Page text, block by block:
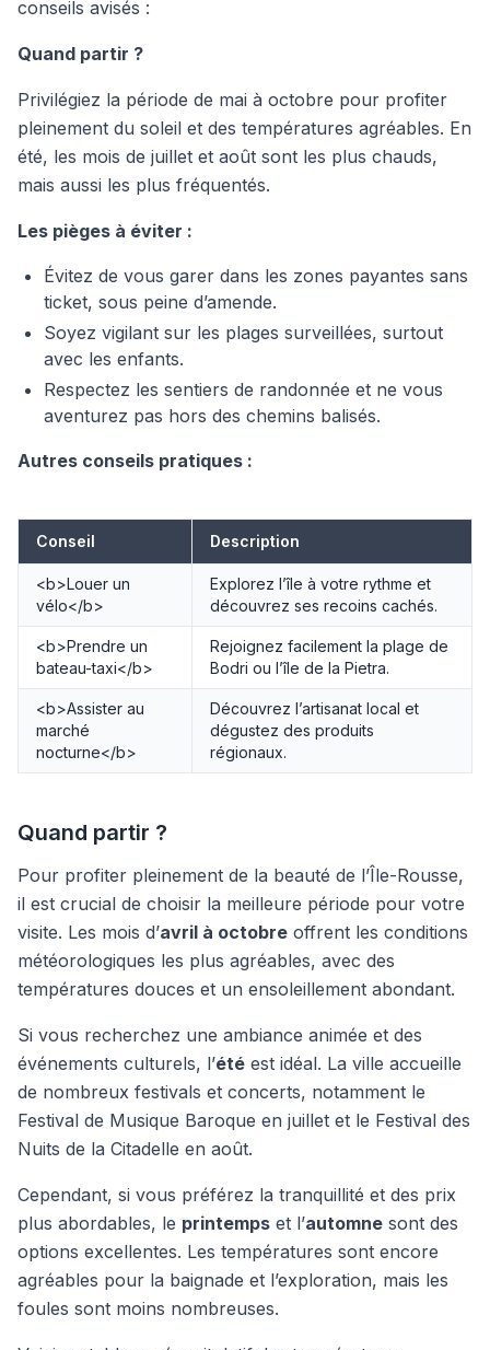
conseils avisés :
Quand partir ?
Privilégiez la période de mai à octobre pour profiter
pleinement du soleil et des températures agréables. En
été, les mois de juillet et août sont les plus chauds,
mais aussi les plus fréquentés.
Les pièges à éviter :
Évitez de vous garer dans les zones payantes sans
ticket, sous peine d’amende.
Soyez vigilant sur les plages surveillées, surtout
avec les enfants.
Respectez les sentiers de randonnée et ne vous
aventurez pas hors des chemins balisés.
Autres conseils pratiques :
Conseil Description
<b>Louer un
vélo</b>
Explorez l’île à votre rythme et
découvrez ses recoins cachés.
<b>Prendre un
bateau-taxi</b>
Rejoignez facilement la plage de
Bodri ou l’île de la Pietra.
<b>Assister au
marché
nocturne</b>
Découvrez l’artisanat local et
dégustez des produits
régionaux.
Quand partir ?
Pour profiter pleinement de la beauté de l’Île-Rousse,
il est crucial de choisir la meilleure période pour votre
visite. Les mois d’avril à octobre offrent les conditions
météorologiques les plus agréables, avec des
températures douces et un ensoleillement abondant.
Si vous recherchez une ambiance animée et des
événements culturels, l’été est idéal. La ville accueille
de nombreux festivals et concerts, notamment le
Festival de Musique Baroque en juillet et le Festival des
Nuits de la Citadelle en août.
Cependant, si vous préférez la tranquillité et des prix
plus abordables, le printemps et l’automne sont des
options excellentes. Les températures sont encore
agréables pour la baignade et l’exploration, mais les
foules sont moins nombreuses.